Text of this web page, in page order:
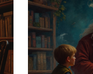
несколько
работают
Разберём